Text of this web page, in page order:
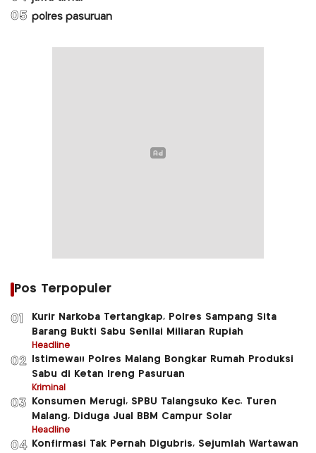
05 polres pasuruan
Pos Terpopuler
01
Kurir Narkoba Tertangkap, Polres Sampang Sita
Barang Bukti Sabu Senilai Miliaran Rupiah
Headline
02
Istimewa!! Polres Malang Bongkar Rumah Produksi
Sabu di Ketan Ireng Pasuruan
Kriminal
03
Konsumen Merugi, SPBU Talangsuko Kec. Turen
Malang, Diduga Jual BBM Campur Solar
Headline
04
Konfirmasi Tak Pernah Digubris, Sejumlah Wartawan